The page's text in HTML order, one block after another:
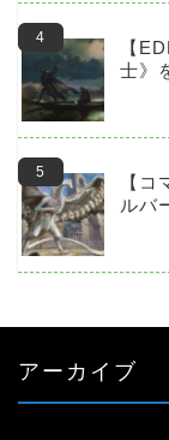
【
士》
【
ルバ
アーカイブ